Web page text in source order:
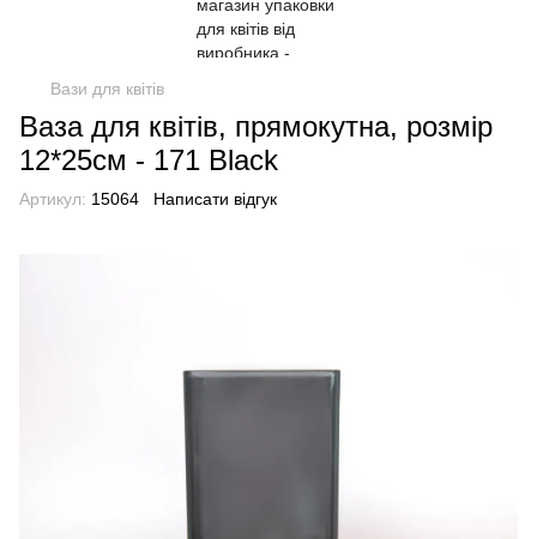
Вази для квітів
Ваза для квітів, прямокутна, розмір
12*25см - 171 Black
Артикул: 15064 Написати відгук